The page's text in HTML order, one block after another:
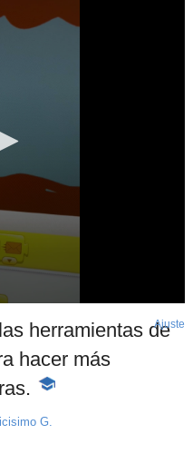
herramientas de
hacer más
-
educativo
Ajuste
G.